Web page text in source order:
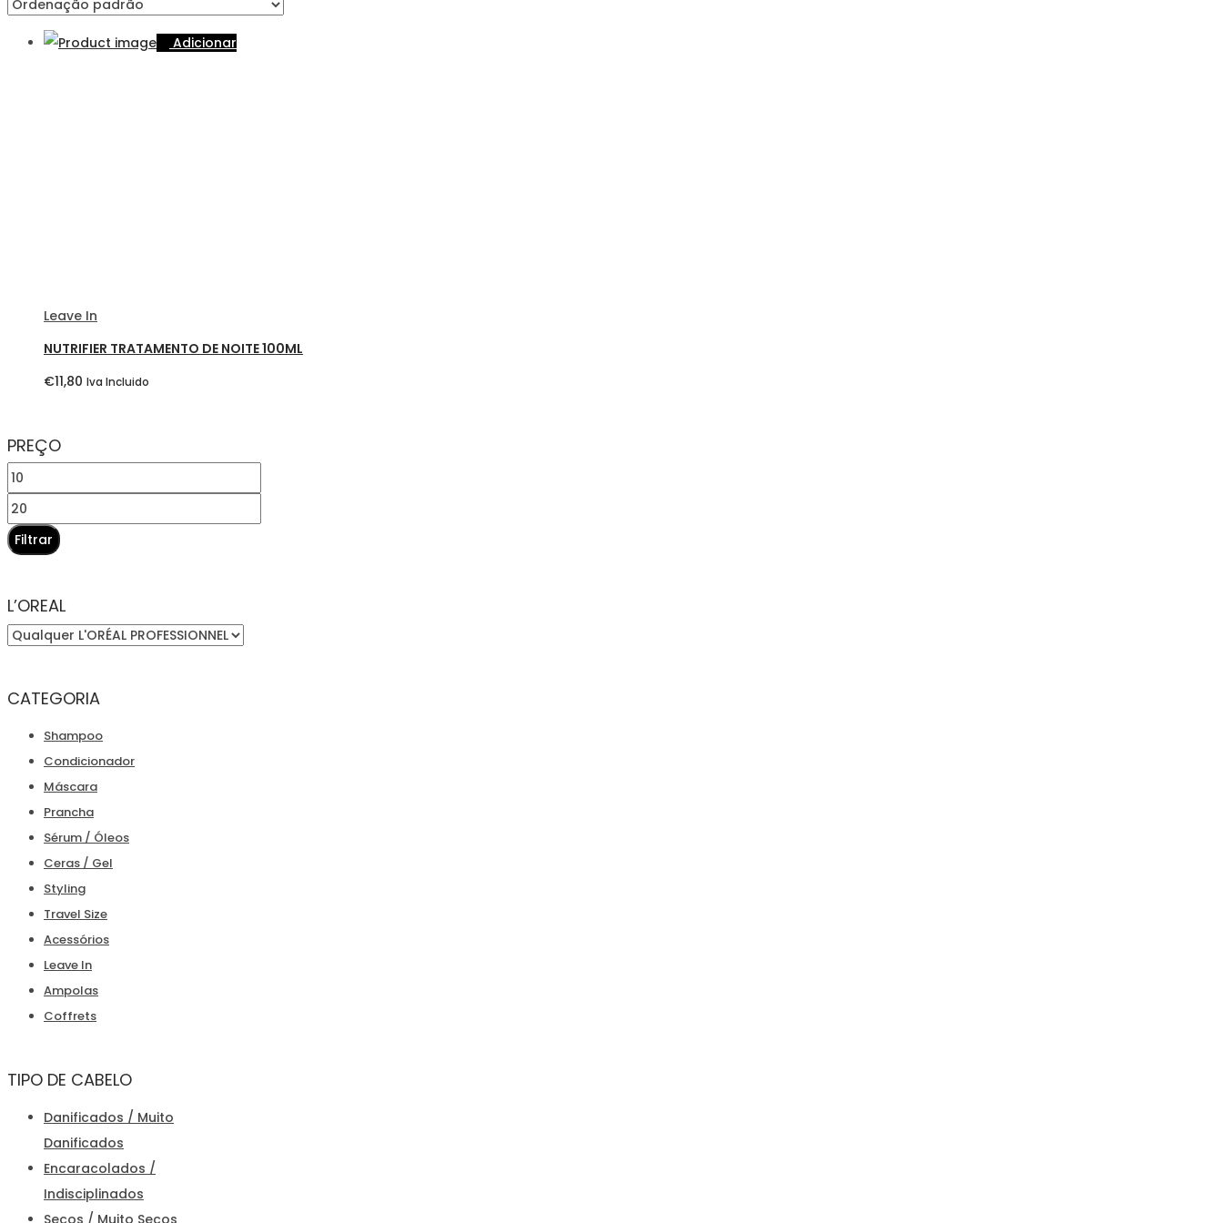
Adicionar
Leave In
NUTRIFIER TRATAMENTO DE NOITE 100ML
€11,80 Iva Incluido
PREÇO
Preço
mínimo
Preço
máximo
Filtrar
L’OREAL
CATEGORIA
Shampoo
Condicionador
Máscara
Prancha
Sérum / Óleos
Ceras / Gel
Styling
Travel Size
Acessórios
Leave In
Ampolas
Coffrets
TIPO DE CABELO
Danificados / Muito
Danificados
Encaracolados /
Indisciplinados
Secos / Muito Secos